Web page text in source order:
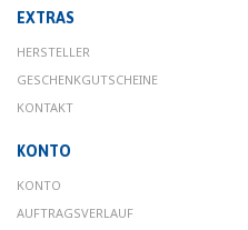
EXTRAS
HERSTELLER
GESCHENKGUTSCHEINE
KONTAKT
KONTO
KONTO
AUFTRAGSVERLAUF